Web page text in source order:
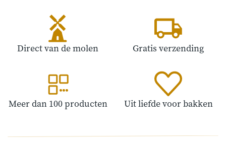
Direct van de molen Gratis verzending
Meer dan 100 producten Uit liefde voor bakken